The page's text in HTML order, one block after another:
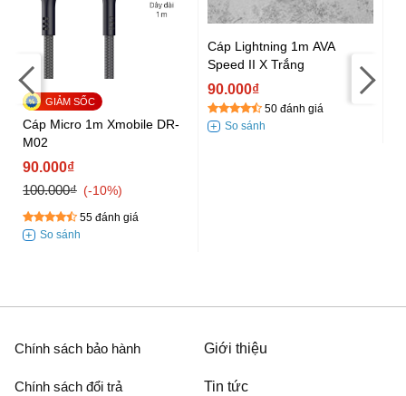
Cáp Micro 1m Xmobile DR-
M02
90.000₫
100.000₫
-10%
55 đánh giá
Cáp Lightning 1m AVA
Speed II X Trắng
90.000₫
50 đánh giá
Chính sách bảo hành
Chính sách đổi trả
Giới thiệu
Tin tức